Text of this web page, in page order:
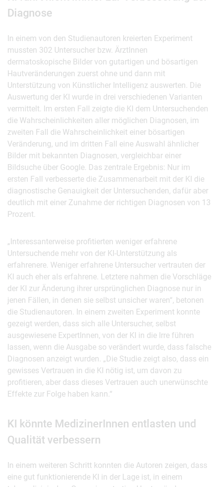
Diagnose
In einem von den Studienautoren kreierten Experiment
mussten 302 Untersucher bzw. ÄrztInnen
dermatoskopische Bilder von gutartigen und bösartigen
Hautveränderungen zuerst ohne und dann mit
Unterstützung von Künstlicher Intelligenz auswerten. Die
Auswertung der KI wurde in drei verschiedenen Varianten
vermittelt. Im ersten Fall zeigte die KI dem Untersuchenden
die Wahrscheinlichkeiten aller möglichen Diagnosen, im
zweiten Fall die Wahrscheinlichkeit einer bösartigen
Veränderung, und im dritten Fall eine Auswahl ähnlicher
Bilder mit bekannten Diagnosen, vergleichbar einer
Bildsuche über Google. Das zentrale Ergebnis: Nur im
ersten Fall verbesserte die Zusammenarbeit mit der KI die
diagnostische Genauigkeit der Untersuchenden, dafür aber
deutlich mit einer Zunahme der richtigen Diagnosen von 13
Prozent.
„Interessanterweise profitierten weniger erfahrene
Untersuchende mehr von der KI-Unterstützung als
erfahrenere. Weniger erfahrene Untersucher vertrauten der
KI auch eher als erfahrene. Letztere nahmen die Vorschläge
der KI zur Änderung ihrer ursprünglichen Diagnose nur in
jenen Fällen, in denen sie selbst unsicher waren“, betonen
die Studienautoren. In einem zweiten Experiment konnte
gezeigt werden, dass sich alle Untersucher, selbst
ausgewiesene ExpertInnen, von der KI in die Irre führen
lassen, wenn die Ausgabe so verändert wurde, dass falsche
Diagnosen anzeigt wurden. „Die Studie zeigt also, dass ein
gewisses Vertrauen in die KI nötig ist, um davon zu
profitieren, aber dass dieses Vertrauen auch unerwünschte
Effekte zur Folge haben kann.“
KI könnte MedizinerInnen entlasten und
Qualität verbessern
In einem weiteren Schritt konnten die Autoren zeigen, dass
eine gut funktionierende KI in der Lage ist, in einem